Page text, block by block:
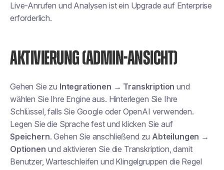
Live-Anrufen und Analysen ist ein Upgrade auf Enterprise
erforderlich.
AKTIVIERUNG (ADMIN-ANSICHT)
Gehen Sie zu Integrationen → Transkription und
wählen Sie Ihre Engine aus. Hinterlegen Sie Ihre
Schlüssel, falls Sie Google oder OpenAI verwenden.
Legen Sie die Sprache fest und klicken Sie auf
Speichern. Gehen Sie anschließend zuAbteilungen →
Optionen und aktivieren Sie die Transkription, damit
Benutzer, Warteschleifen und Klingelgruppen die Regel